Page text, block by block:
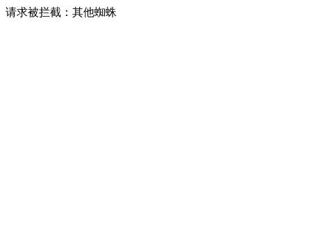
请求被拦截：其他蜘蛛